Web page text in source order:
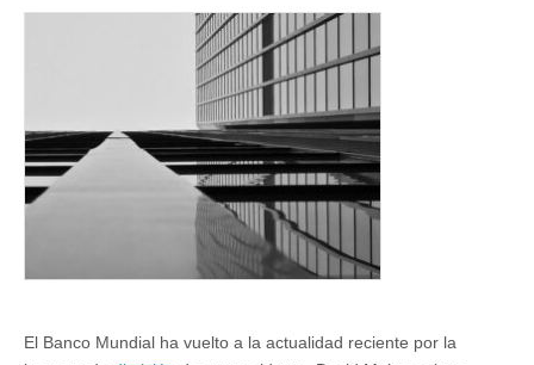
El Banco Mundial ha vuelto a la actualidad reciente por la